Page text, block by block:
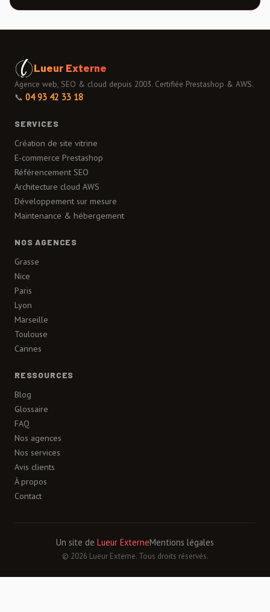
Lueur Externe
Agence web, SEO & cloud depuis 2003. Certifiée Prestashop & AWS.
📞 04 93 42 33 18
SERVICES
Création de site vitrine
E-commerce Prestashop
Référencement SEO
Architecture cloud AWS
Développement sur mesure
Maintenance & hébergement
NOS AGENCES
Grasse
Nice
Paris
Lyon
Marseille
Toulouse
Cannes
RESSOURCES
Blog
Glossaire
FAQ
Nos agences
Nos services
Avis clients
À propos
Contact
Un site de Lueur ExterneMentions légales
© 2026 Lueur Externe. Tous droits réservés.